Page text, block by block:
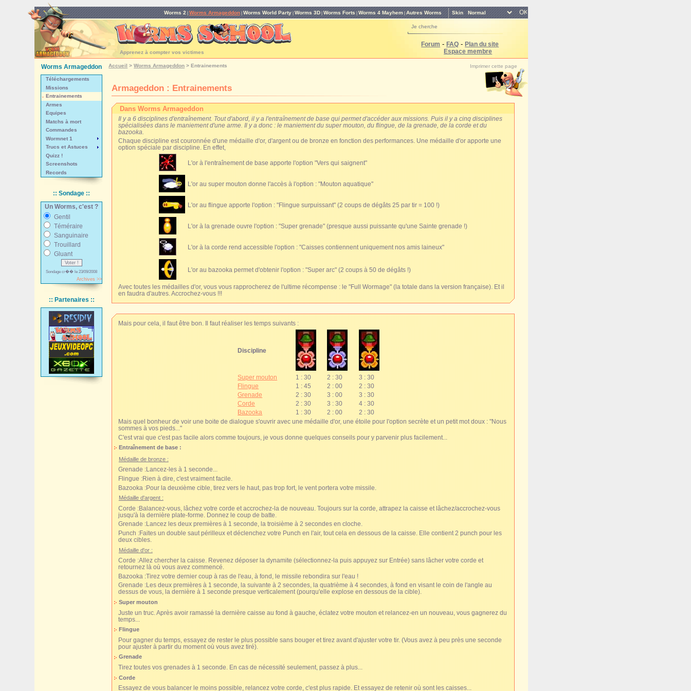
Skin
Worms 2| Worms Armageddon| Worms World Party| Worms 3D| Worms Forts Worms 4 Mayhem| Autres Worms
Je cherche
Forum -FAQ -Plan du site
Espace membre
Apprenez à compter vos victimes
Worms Armageddon
Téléchargements
Missions
Entrainements
Armes
Equipes
Matchs à mort
Commandes
Wormnet 1
Trucs et Astuces
Quizz !
Screenshots
Records
:: Sondage ::
Un Worms, c'est ?
Gentil
Téméraire
Sanguinaire
Trouillard
Gluant
Sondage cr�� le 23/09/2008
Archives >>
:: Partenaires ::
Accueil >Worms Armageddon >Entrainements Imprimer cette page
Armageddon : Entrainements
Dans Worms Armageddon
Il y a 6 disciplines d'entraînement. Tout d'abord, il y a l'entraînement de base qui permet d'accéder aux missions. Puis il y a cinq disciplines
spécialisées dans le maniement d'une arme. Il y a donc : le maniement du super mouton, du flingue, de la grenade, de la corde et du
bazooka.
Chaque discipline est couronnée d'une médaille d'or, d'argent ou de bronze en fonction des performances. Une médaille d'or apporte une
option spéciale par discipline. En effet,
L'or à l'entraînement de base apporte l'option "Vers qui saignent"
L'or au super mouton donne l'accès à l'option : "Mouton aquatique"
L'or au flingue apporte l'option : "Flingue surpuissant" (2 coups de dégâts 25 par tir = 100 !)
L'or à la grenade ouvre l'option : "Super grenade" (presque aussi puissante qu'une Sainte grenade !)
L'or à la corde rend accessible l'option : "Caisses contiennent uniquement nos amis laineux"
L'or au bazooka permet d'obtenir l'option : "Super arc" (2 coups à 50 de dégâts !)
Avec toutes les médailles d'or, vous vous rapprocherez de l'ultime récompense : le "Full Wormage" (la totale dans la version française). Et il
en faudra d'autres. Accrochez-vous !!!
Mais pour cela, il faut être bon. Il faut réaliser les temps suivants :
Discipline
Super mouton 1 : 30 2 : 30
3 : 30
Flingue
1 : 45 2 : 00
2 : 30
Grenade
2 : 30 3 : 00
3 : 30
Corde
2 : 30 3 : 30
4 : 30
Bazooka
1 : 30 2 : 00
2 : 30
Mais quel bonheur de voir une boite de dialogue s'ouvrir avec une médaille d'or, une étoile pour l'option secrète et un petit mot doux : "Nous
sommes à vos pieds..."
C'est vrai que c'est pas facile alors comme toujours, je vous donne quelques conseils pour y parvenir plus facilement...
Entraînement de base :
Médaille de bronze :
Grenade :Lancez-les à 1 seconde...
Flingue :Rien à dire, c'est vraiment facile.
Bazooka :Pour la deuxième cible, tirez vers le haut, pas trop fort, le vent portera votre missile.
Médaille d'argent :
Corde :Balancez-vous, lâchez votre corde et accrochez-la de nouveau. Toujours sur la corde, attrapez la caisse et lâchez/accrochez-vous
jusqu'à la dernière plate-forme. Donnez le coup de batte.
Grenade :Lancez les deux premières à 1 seconde, la troisième à 2 secondes en cloche.
Punch :Faites un double saut périlleux et déclenchez votre Punch en l'air, tout cela en dessous de la caisse. Elle contient 2 punch pour les
deux cibles.
Médaille d'or :
Corde :Allez chercher la caisse. Revenez déposer la dynamite (sélectionnez-la puis appuyez sur Entrée) sans lâcher votre corde et
retournez là où vous avez commencé.
Bazooka :Tirez votre dernier coup à ras de l'eau, à fond, le missile rebondira sur l'eau !
Grenade :Les deux premières à 1 seconde, la suivante à 2 secondes, la quatrième à 4 secondes, à fond en visant le coin de l'angle au
dessus de vous, la dernière à 1 seconde presque verticalement (pourqu'elle explose en dessous de la cible).
Super mouton
Juste un truc. Après avoir ramassé la dernière caisse au fond à gauche, éclatez votre mouton et relancez-en un nouveau, vous gagnerez du
temps...
Flingue
Pour gagner du temps, essayez de rester le plus possible sans bouger et tirez avant d'ajuster votre tir. (Vous avez à peu près une seconde
pour ajuster à partir du moment où vous avez tiré).
Grenade
Tirez toutes vos grenades à 1 seconde. En cas de nécessité seulement, passez à plus...
Corde
Essayez de vous balancer le moins possible, relancez votre corde, c'est plus rapide. Et essayez de retenir où sont les caisses...